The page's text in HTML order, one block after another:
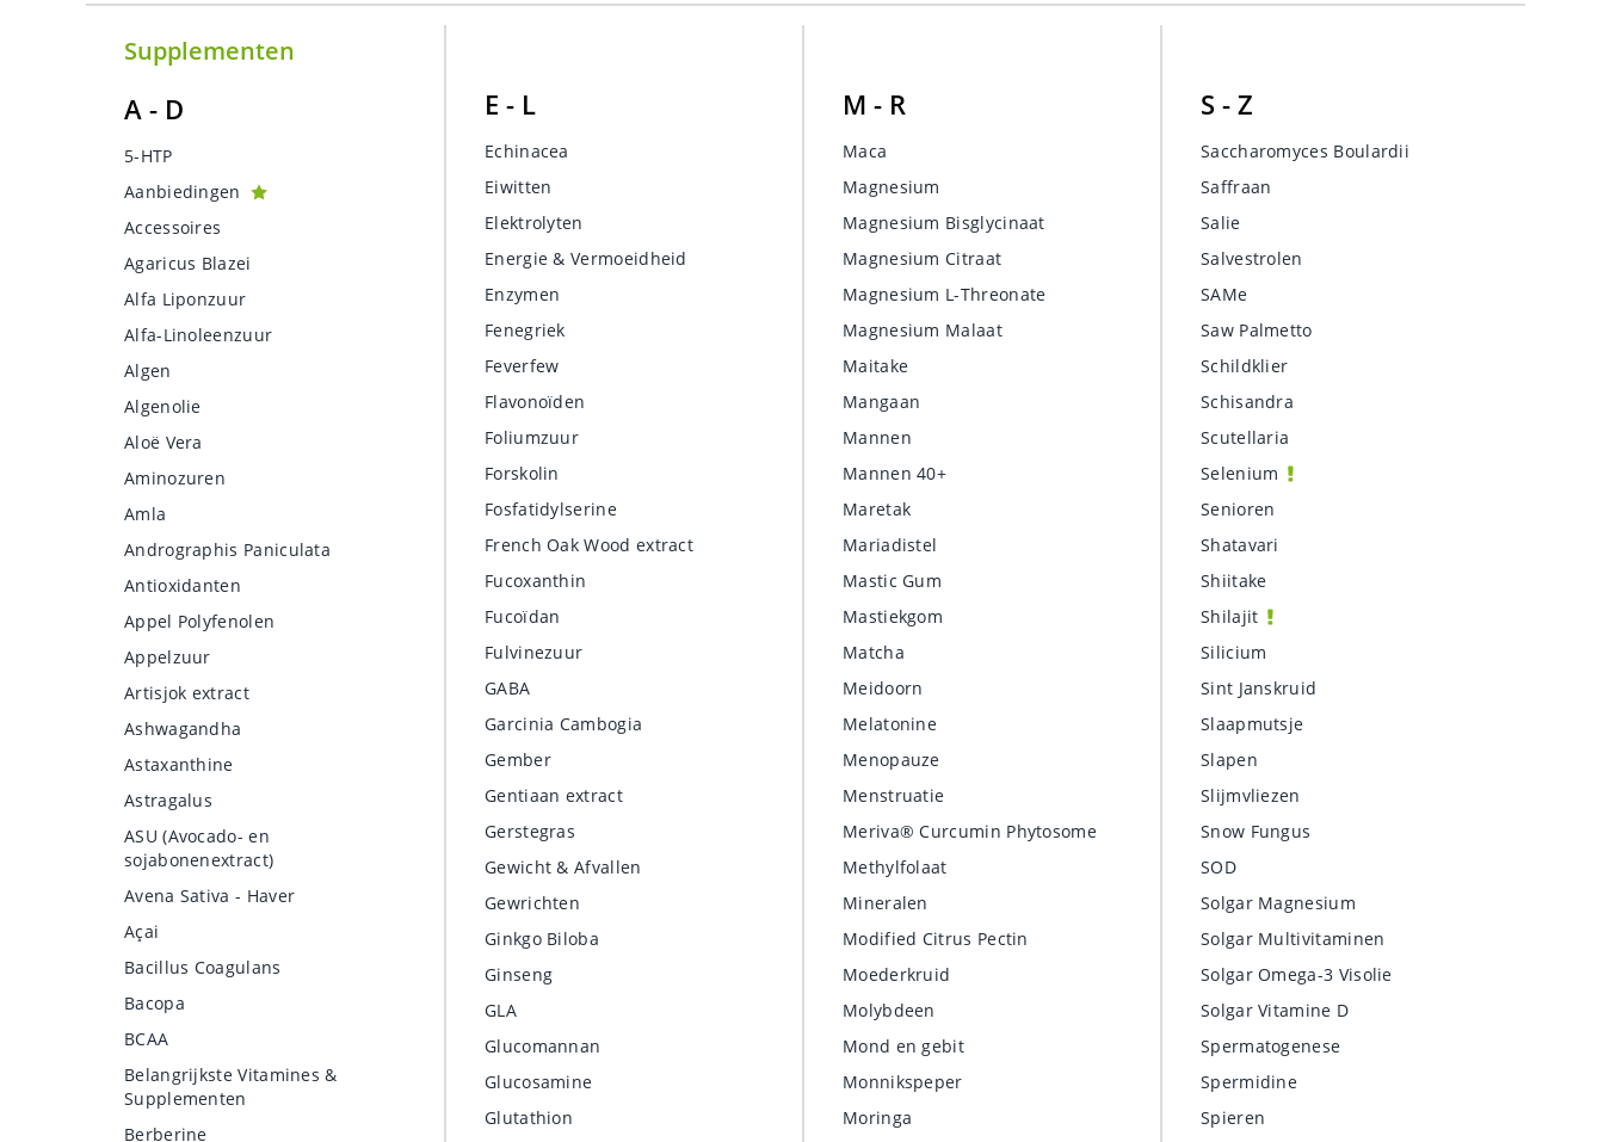
Supplementen
A - D
5-HTP
Aanbiedingen
Accessoires
Agaricus Blazei
Alfa Liponzuur
Alfa-Linoleenzuur
Algen
Algenolie
Aloë Vera
Aminozuren
Amla
Andrographis Paniculata
Antioxidanten
Appel Polyfenolen
Appelzuur
Artisjok extract
Ashwagandha
Astaxanthine
Astragalus
ASU (Avocado- en
sojabonenextract)
Avena Sativa - Haver
Açai
Bacillus Coagulans
Bacopa
BCAA
Belangrijkste Vitamines &
Supplementen
Berberine
E - L
Echinacea
Eiwitten
Elektrolyten
Energie & Vermoeidheid
Enzymen
Fenegriek
Feverfew
Flavonoïden
Foliumzuur
Forskolin
Fosfatidylserine
French Oak Wood extract
Fucoxanthin
Fucoïdan
Fulvinezuur
GABA
Garcinia Cambogia
Gember
Gentiaan extract
Gerstegras
Gewicht & Afvallen
Gewrichten
Ginkgo Biloba
Ginseng
GLA
Glucomannan
Glucosamine
Glutathion
M - R
Maca
Magnesium
Magnesium Bisglycinaat
Magnesium Citraat
Magnesium L-Threonate
Magnesium Malaat
Maitake
Mangaan
Mannen
Mannen 40+
Maretak
Mariadistel
Mastic Gum
Mastiekgom
Matcha
Meidoorn
Melatonine
Menopauze
Menstruatie
Meriva® Curcumin Phytosome
Methylfolaat
Mineralen
Modified Citrus Pectin
Moederkruid
Molybdeen
Mond en gebit
Monnikspeper
Moringa
S - Z
Saccharomyces Boulardii
Saffraan
Salie
Salvestrolen
SAMe
Saw Palmetto
Schildklier
Schisandra
Scutellaria
Selenium
Senioren
Shatavari
Shiitake
Shilajit
Silicium
Sint Janskruid
Slaapmutsje
Slapen
Slijmvliezen
Snow Fungus
SOD
Solgar Magnesium
Solgar Multivitaminen
Solgar Omega-3 Visolie
Solgar Vitamine D
Spermatogenese
Spermidine
Spieren